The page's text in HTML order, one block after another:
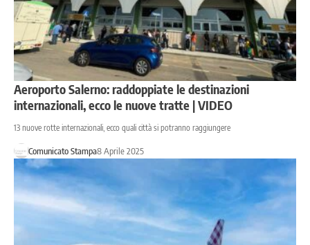
Aeroporto Salerno: raddoppiate le destinazioni
internazionali, ecco le nuove tratte | VIDEO
13 nuove rotte internazionali, ecco quali città si potranno raggiungere
Comunicato Stampa8 Aprile 2025